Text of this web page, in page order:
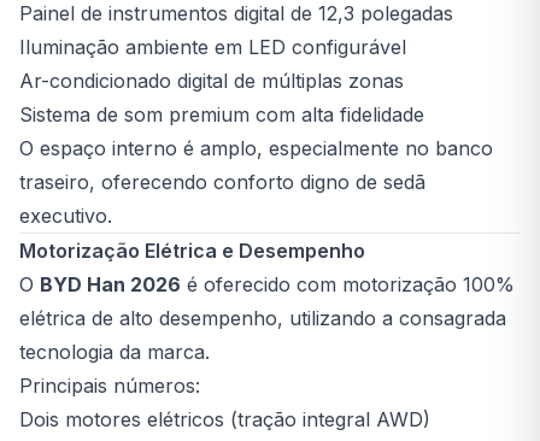
Painel de instrumentos digital de 12,3 polegadas
Iluminação ambiente em LED configurável
Ar-condicionado digital de múltiplas zonas
Sistema de som premium com alta fidelidade
O espaço interno é amplo, especialmente no banco
traseiro, oferecendo conforto digno de sedã
executivo.
Motorização Elétrica e Desempenho
O BYD Han 2026 é oferecido com motorização 100%
elétrica de alto desempenho, utilizando a consagrada
tecnologia da marca.
Principais números:
Dois motores elétricos (tração integral AWD)